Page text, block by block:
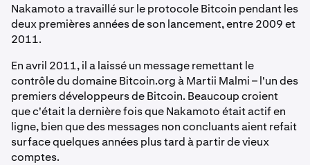
Nakamoto a travaillé sur le protocole Bitcoin pendant les
deux premières années de son lancement, entre 2009 et
2011.
En avril 2011, il a laissé un message remettant le
contrôle du domaine Bitcoin.org à Martii Malmi – l'un des
premiers développeurs de Bitcoin. Beaucoup croient
que c'était la dernière fois que Nakamoto était actif en
ligne, bien que des messages non concluants aient refait
surface quelques années plus tard à partir de vieux
comptes.